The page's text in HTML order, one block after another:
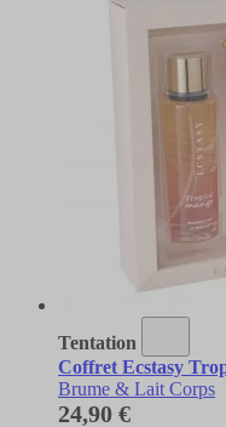
Tentation
Coffret Ecstasy
Brume & Lait Corps
24,90 €